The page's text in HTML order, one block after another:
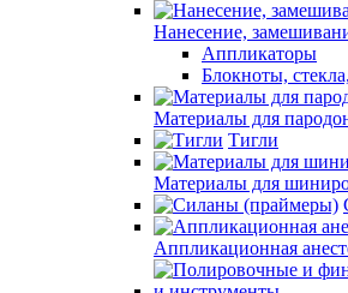
Нанесение,
Аппликаторы
Блокноты,
Материалы для
Тигли
Материалы для
Аппликационная